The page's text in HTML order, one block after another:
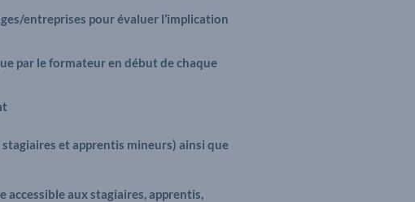
entreprises pour évaluer l’implication
par le formateur en début de chaque
et apprentis mineurs) ainsi que
accessible aux stagiaires, apprentis,